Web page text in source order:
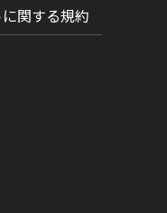
関する規約